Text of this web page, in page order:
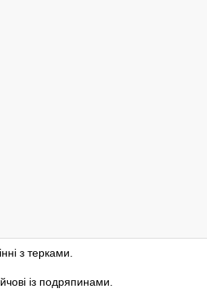
з терками.
із подряпинами.